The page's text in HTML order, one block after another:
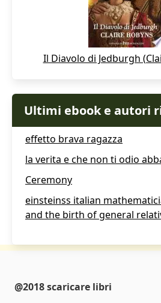
Il Diavolo di Jedburgh
Ultimi ebook e autori
effetto brava ragazza
la verita e che non ti odio
Ceremony
einsteinss italian
and the birth of general
@2018 scaricare libri